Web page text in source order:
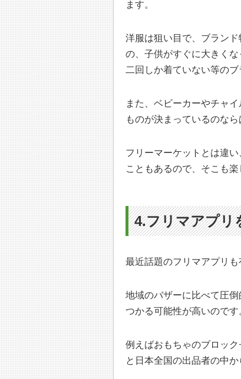
ます。
洋服は狙い目で、ブラン
の、子供がすぐに大きく
二回しか着ていない等の
また、ベビーカーやチャ
ものが決まっているのな
フリーマーケットとは違
こともあるので、そこも
4.フリマアプリ
最近話題のフリマアプリも
地域のバザーに比べて圧
つかる可能性が高いのです
例えばおもちゃのブロッ
と日本全国の出品者の中